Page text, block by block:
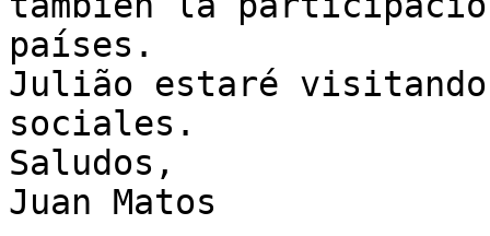
países.
Julião estaré
sociales.
Saludos,
Juan Matos